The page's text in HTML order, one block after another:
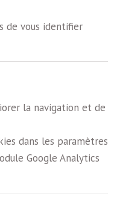
de vous identifier
la navigation et de
dans les paramètres
Google Analytics